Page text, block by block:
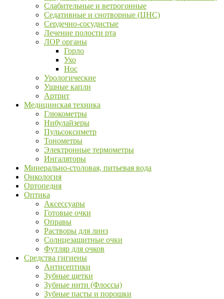
Слабительные и ветрогонные
Седативные и снотворные (ЦНС)
Сердечно-сосудистые
Лечение полости рта
ЛОР органы
Горло
Ухо
Нос
Урологические
Ушные капли
Артрит
Медицинская техника
Глюкометры
Нибулайзеры
Пульсоксиметр
Тонометры
Электронные термометры
Ингаляторы
Минерально-столовая, питьевая вода
Онкология
Ортопедия
Оптика
Аксессуары
Готовые очки
Оправы
Растворы для линз
Солнцезащитные очки
Футляр для очков
Средства гигиены
Антисептики
Зубные щетки
Зубные нити (Флоссы)
Зубные пасты и порошки